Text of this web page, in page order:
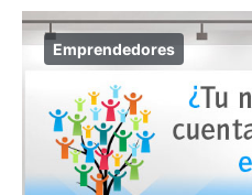
Emprendedores